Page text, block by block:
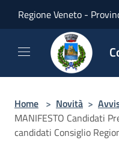
Regione Veneto -
Home > Novità >
MANIFESTO Candidati
candidati Consiglio